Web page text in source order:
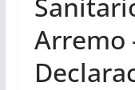
Arremo